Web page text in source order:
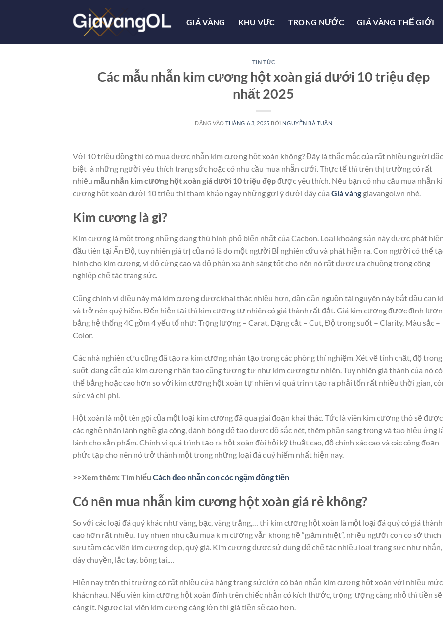
dung
GIÁ VÀNG KHU VỰC TRONG NƯỚC GIÁ VÀNG THẾ GIỚI
TIN TỨC
Các mẫu nhẫn kim cương hột xoàn giá dưới 10 triệu đẹp
nhất 2025
ĐĂNG VÀOTHÁNG 6 3, 2025 BỞI NGUYỄN BÁ TUẤN
Với 10 triệu đồng thì có mua được nhẫn kim cương hột xoàn không? Đây là thắc mắc của rất nhiều người đặc
biệt là những người yêu thích trang sức hoặc có nhu cầu mua nhẫn cưới. Thực tế thì trên thị trường có rất
nhiều mẫu nhẫn kim cương hột xoàn giá dưới 10 triệu đẹpđược yêu thích. Nếu bạn có nhu cầu mua nhẫn
cương hột xoàn dưới 10 triệu thì tham khảo ngay những gợi ý dưới đây của Giá vàng giavangol.vn nhé.
Kim cương là gì?
Kim cương là một trong những dạng thù hình phổ biến nhất của Cacbon. Loại khoáng sản này được phát
đầu tiên tại Ấn Độ, tuy nhiên giá trị của nó là do một người Bỉ nghiên cứu và phát hiện ra. Con người có thể
hình cho kim cương, vì độ cứng cao và độ phản xạ ánh sáng tốt cho nên nó rất được ưa chuộng trong công
nghiệp chế tác trang sức.
Cũng chính vì điều này mà kim cương được khai thác nhiều hơn, dần dần nguồn tài nguyên này bắt đầu cạn
và trở nên quý hiếm. Đến hiện tại thì kim cương tự nhiên có giá thành rất đắt. Giá kim cương được định
bằng hệ thống 4C gồm 4 yếu tố như: Trọng lượng – Carat, Dạng cắt – Cut, Độ trong suốt – Clarity, Màu sắc –
Color.
Các nhà nghiên cứu cũng đã tạo ra kim cương nhân tạo trong các phòng thí nghiệm. Xét về tính chất, độ trong
suốt, dạng cắt của kim cương nhân tạo cũng tương tự như kim cương tự nhiên. Tuy nhiên giá thành của nó có
thể bằng hoặc cao hơn so với kim cương hột xoàn tự nhiên vì quá trình tạo ra phải tốn rất nhiều thời gian,
sức và chi phí.
Hột xoàn là một tên gọi của một loại kim cương đã qua giai đoạn khai thác. Tức là viên kim cương thô sẽ được
các nghệ nhân lành nghề gia công, đánh bóng để tạo được độ sắc nét, thêm phần sang trọng và tạo hiệu ứng
lánh cho sản phẩm. Chính vì quá trình tạo ra hột xoàn đòi hỏi kỹ thuật cao, độ chính xác cao và các công đoạn
phức tạp cho nên nó trở thành một trong những loại đá quý hiếm nhất hiện nay.
>>Xem thêm: Tìm hiểu Cách đeo nhẫn con cóc ngậm đồng tiền
Có nên mua nhẫn kim cương hột xoàn giá rẻ không?
So với các loại đá quý khác như vàng, bạc, vàng trắng,… thì kim cương hột xoàn là một loại đá quý có giá thành
cao hơn rất nhiều. Tuy nhiên nhu cầu mua kim cương vẫn không hề “giảm nhiệt”, nhiều người còn có sở thích
sưu tầm các viên kim cương đẹp, quý giá. Kim cương được sử dụng để chế tác nhiều loại trang sức như nhẫn,
dây chuyền, lắc tay, bông tai,…
Hiện nay trên thị trường có rất nhiều cửa hàng trang sức lớn có bán nhẫn kim cương hột xoàn với nhiều
khác nhau. Nếu viên kim cương hột xoàn đính trên chiếc nhẫn có kích thước, trọng lượng càng nhỏ thì tiền sẽ
càng ít. Ngược lại, viên kim cương càng lớn thì giá tiền sẽ cao hơn.